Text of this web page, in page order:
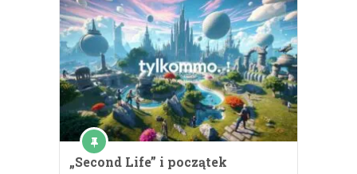
„Second Life” i początek